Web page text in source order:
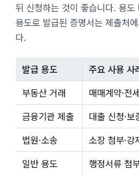
뒤 신청하는 것이 좋습니다. 용도
용도로 발급된 증명서는 제출처
다.
발급 용도
주요 사용 사
부동산 거래
매매계약·전
금융기관 제출
대출 신청·보
법원·소송
소장 첨부·강
일반 용도
행정서류 첨